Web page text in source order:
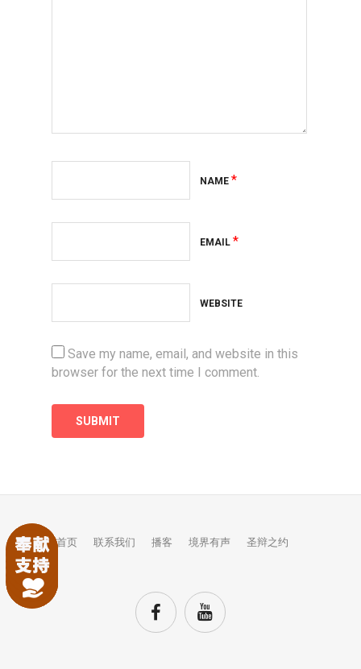
NAME *
EMAIL *
WEBSITE
Save my name, email, and website in this
browser for the next time I comment.
首页 联系我们 播客 境界有声 圣辩之约